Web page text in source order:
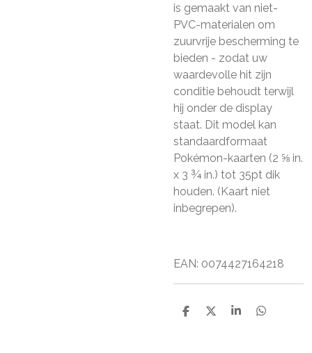
is gemaakt van niet-
PVC-materialen om
zuurvrije bescherming te
bieden - zodat uw
waardevolle hit zijn
conditie behoudt terwijl
hij onder de display
staat. Dit model kan
standaardformaat
Pokémon-kaarten (2 ⅝ in.
x 3 ¾ in.) tot 35pt dik
houden. (Kaart niet
inbegrepen).
EAN: 0074427164218
D
D
S
D